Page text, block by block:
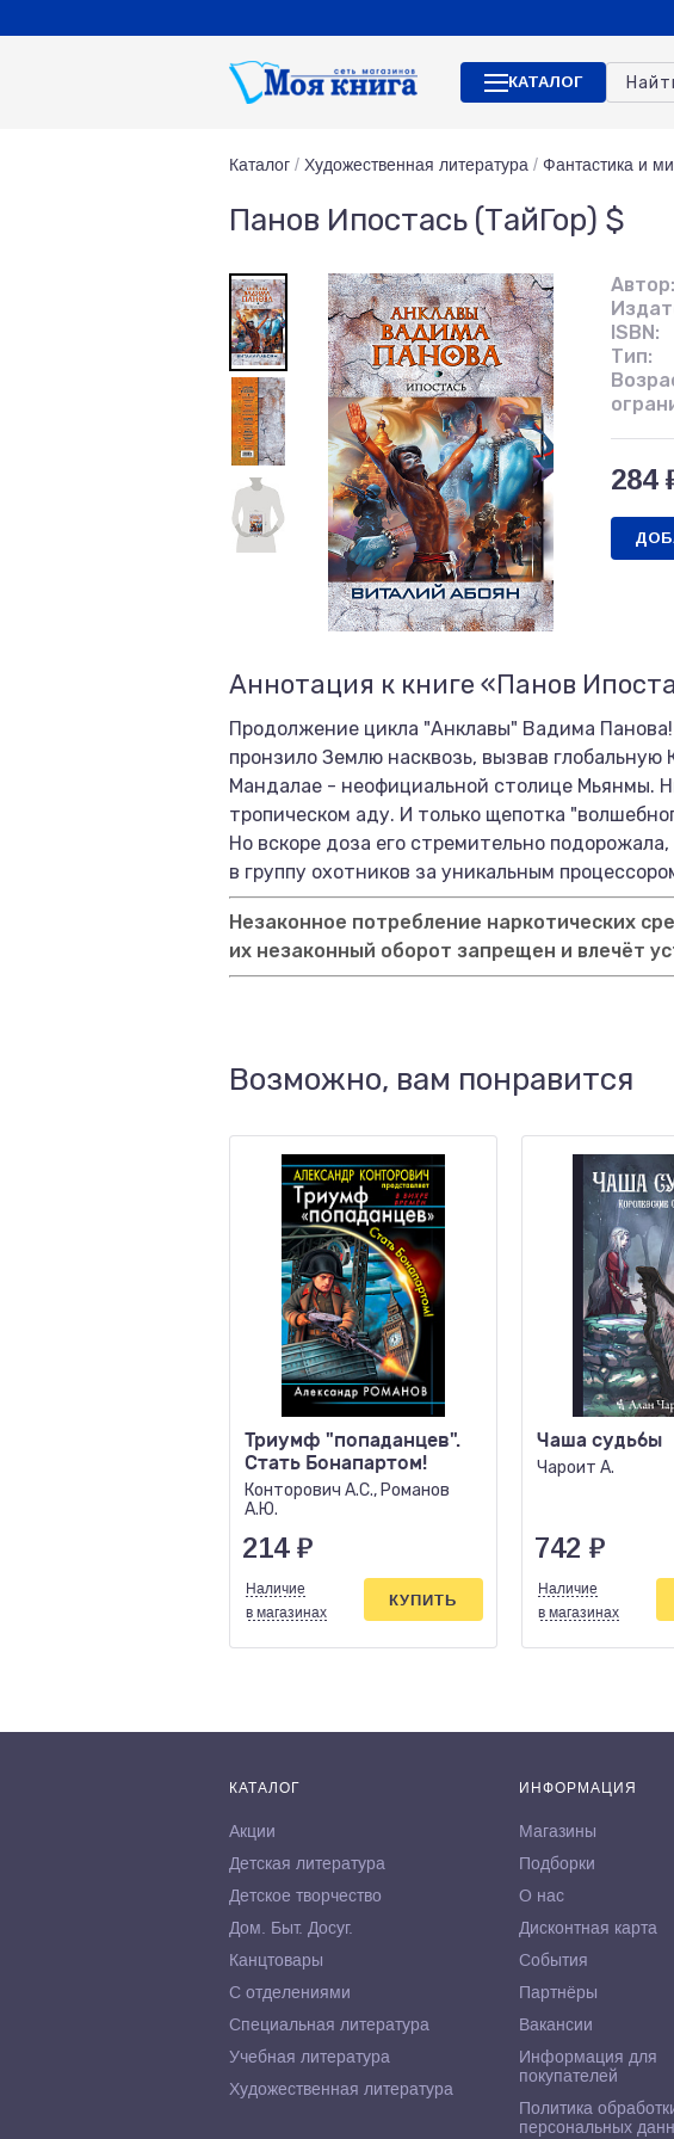
КАТАЛОГ
Каталог / Художественная литература / Фантастика и
Панов Ипостась (ТайГор) $
Автор:
ISBN:
Тип:
284
Аннотация к книге «Панов
Продолжение цикла "Анклавы" Вадима
пронзило Землю насквозь, вызвав
Мандалае - неофициальной столице Мьянмы.
тропическом аду. И только щепотка
Но вскоре доза его стремительно
в группу охотников за уникальным
Незаконное потребление наркотических
их незаконный оборот запрещен и влечёт
Возможно, вам понравится
Триумф "попаданцев".
Стать Бонапартом!
Конторович А.С., Романов
А.Ю.
214 ₽
Наличие
в магазинах
КУПИТЬ
Чаша судьбы
Чароит А.
742 ₽
Наличие
в магазинах
КАТАЛОГ
Акции
Детская литература
Детское творчество
Дом. Быт. Досуг.
Канцтовары
С отделениями
Специальная литература
Учебная литература
Художественная литература
ИНФОРМАЦИЯ
Магазины
Подборки
О нас
Дисконтная карта
События
Партнёры
Вакансии
Информация для
покупателей
Политика
персональных